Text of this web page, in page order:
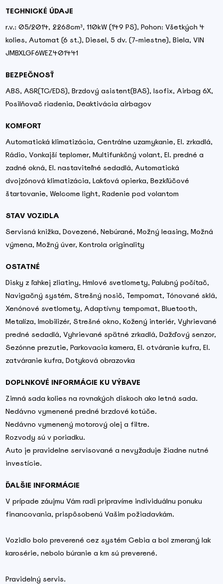
TECHNICKÉ ÚDAJE
r.v.: 05/2014, 2268cm³, 110kW (149 PS), Pohon: Všetkých 4
kolies, Automat (6 st.), Diesel, 5 dv. (7-miestne), Biela, VIN
JMBXLGF6WEZ401441
BEZPEČNOSŤ
ABS, ASR(TC/EDS), Brzdový asistent(BAS), Isofix, Airbag 6X,
Posilňovač riadenia, Deaktivácia airbagov
KOMFORT
Automatická klimatizácia, Centrálne uzamykanie, El. zrkadlá,
Rádio, Vonkajší teplomer, Multifunkčný volant, El. predné a
zadné okná, El. nastaviteľné sedadlá, Automatická
dvojzónová klimatizácia, Lakťová opierka, Bezkľúčové
štartovanie, Welcome light, Radenie pod volantom
STAV VOZIDLA
Servisná knižka, Dovezené, Nebúrané, Možný leasing, Možná
výmena, Možný úver, Kontrola originality
OSTATNÉ
Disky z ľahkej zliatiny, Hmlové svetlomety, Palubný počítač,
Navigačný systém, Strešný nosič, Tempomat, Tónované sklá,
Xenónové svetlomety, Adaptívny tempomat, Bluetooth,
Metalíza, Imobilizér, Strešné okno, Kožený interiér, Vyhrievané
predné sedadlá, Vyhrievané spätné zrkadlá, Dažďový senzor,
Sezónne prezutie, Parkovacia kamera, El. otváranie kufra, El.
zatváranie kufra, Dotyková obrazovka
DOPLNKOVÉ INFORMÁCIE KU VÝBAVE
Zimná sada kolies na rovnakých diskoch ako letná sada.
Nedávno vymenené predné brzdové kotúče.
Nedávno vymenený motorový olej a filtre.
Rozvody sú v poriadku.
Auto je pravidelne servisované a nevyžaduje žiadne nutné
investície.
ĎALŠIE INFORMÁCIE
V prípade záujmu Vám radi pripravíme individuálnu ponuku
financovania, prispôsobenú Vašim požiadavkám.
Vozidlo bolo preverené cez systém Cebia a bol zmeraný lak
karosérie, nebolo búranie a km sú preverené.
Pravidelný servis.